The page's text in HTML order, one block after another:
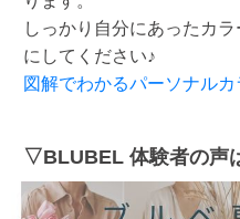
しっかり自分にあったカ
にしてください♪
図解でわかるパーソナル
▽BLUBEL 体験者の声